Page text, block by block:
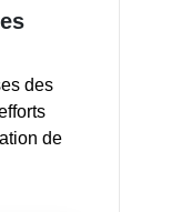
des
de